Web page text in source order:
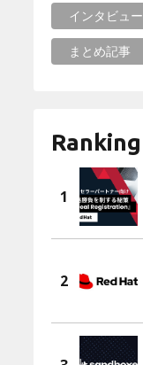
インタビュー
まとめ記事
Ranking